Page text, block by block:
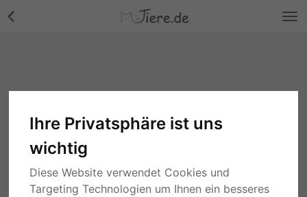
Ihre Privatsphäre ist uns
wichtig
Diese Website verwendet Cookies und
Targeting Technologien um Ihnen ein besseres